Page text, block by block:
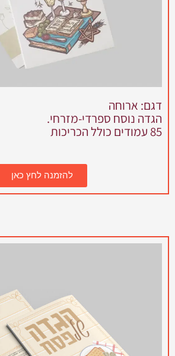
דגם: ארוחה
הגדה נוסח ספרדי-מזרחי.
85 עמודים כולל הכריכות
להזמנה לחץ כאן